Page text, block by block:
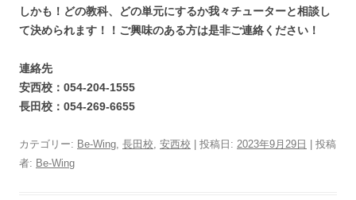
しかも！どの教科、どの単元にするか我々チューターと相談し
て決められます！！ご興味のある方は是非ご連絡ください！
連絡先
安西校：054-204-1555
長田校：054-269-6655
カテゴリー: Be-Wing, 長田校, 安西校 | 投稿日: 2023年9月29日
投稿
者: Be-Wing